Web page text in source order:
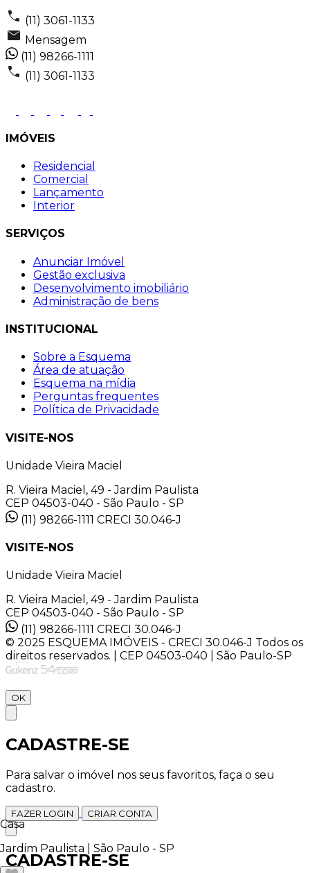
Casa
Jardim Paulista | São Paulo - SP
(11) 3061-1133
Mensagem
(11) 98266-1111
(11) 3061-1133
IMÓVEIS
Residencial
Comercial
Lançamento
Interior
SERVIÇOS
Anunciar Imóvel
Gestão exclusiva
Desenvolvimento imobiliário
Administração de bens
INSTITUCIONAL
Sobre a Esquema
Área de atuação
Esquema na mídia
Perguntas frequentes
Política de Privacidade
VISITE-NOS
Unidade Vieira Maciel
R. Vieira Maciel, 49 - Jardim Paulista
CEP 04503-040 - São Paulo - SP
(11) 98266-1111 CRECI 30.046-J
VISITE-NOS
Unidade Vieira Maciel
R. Vieira Maciel, 49 - Jardim Paulista
CEP 04503-040 - São Paulo - SP
(11) 98266-1111 CRECI 30.046-J
© 2025 ESQUEMA IMÓVEIS - CRECI 30.046-J Todos os
direitos reservados. | CEP 04503-040 | São Paulo-SP
OK
CADASTRE-SE
Para salvar o imóvel nos seus favoritos, faça o seu
cadastro.
FAZER LOGIN CRIAR CONTA
CADASTRE-SE